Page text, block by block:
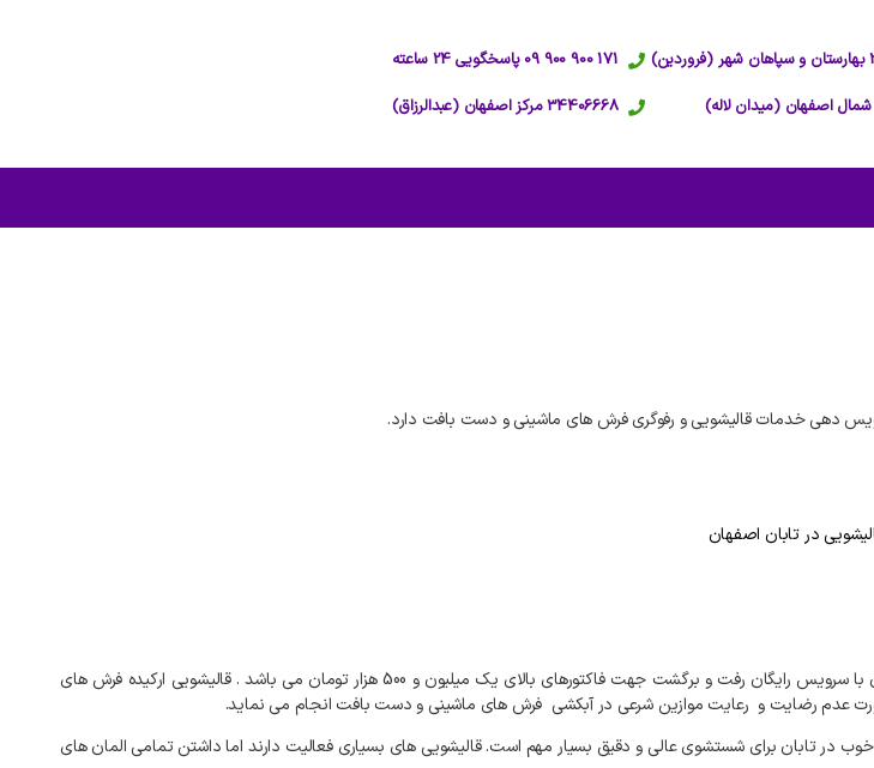
171 900 900 09 پاسخگویی 24 ساعته
34406668 مرکز اصفهان (عبدالرزاق)
دهی خدمات قالیشویی و رفوگری فرش های ماشینی و دست بافت دارد.
با سرویس رایگان رفت و برگشت جهت فاکتورهای بالای یک میلیون و 500 هزار تومان می باشد.قالیشویی ارکیده فرش های
عدم رضایت و رعایت موازین شرعی در آبکشی فرش های ماشینی و دست بافت انجام می نماید.
خوب در تابان برای شستشوی عالی و دقیق بسیار مهم است.قالیشویی های بسیاری فعالیت دارند اما داشتن تمامی المان های